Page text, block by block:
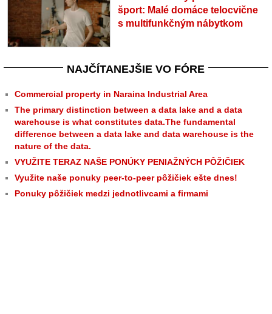
šport: Malé domáce telocvične
s multifunkčným nábytkom
NAJČÍTANEJŠIE VO FÓRE
Commercial property in Naraina Industrial Area
The primary distinction between a data lake and a data
warehouse is what constitutes data.The fundamental
difference between a data lake and data warehouse is the
nature of the data.
VYUŽITE TERAZ NAŠE PONÚKY PENIAŽNÝCH PÔŽIČIEK
Využite naše ponuky peer-to-peer pôžičiek ešte dnes!
Ponuky pôžičiek medzi jednotlivcami a firmami